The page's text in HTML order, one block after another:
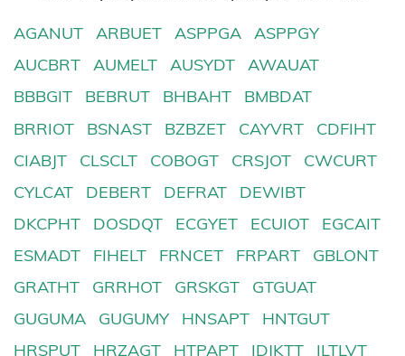
AGANUT ARBUET ASPPGA
ASPPGY
AUCBRT
AUMELT AUSYDT
AWAUAT
BBBGIT
BEBRUT BHBAHT
BMBDAT
BRRIOT
BSNAST BZBZET CAYVRT
CDFIHT
CIABJT
CLSCLT COBOGT CRSJOT
CWCURT
CYLCAT
DEBERT DEFRAT
DEWIBT
DKCPHT
DOSDQT ECGYET ECUIOT
EGCAIT
ESMADT
FIHELT FRNCET FRPART
GBLONT
GRATHT
GRRHOT GRSKGT
GTGUAT
GUGUMA
GUGUMY HNSAPT
HNTGUT
HRSPUT
HRZAGT HTPAPT IDJKTT ILTLVT